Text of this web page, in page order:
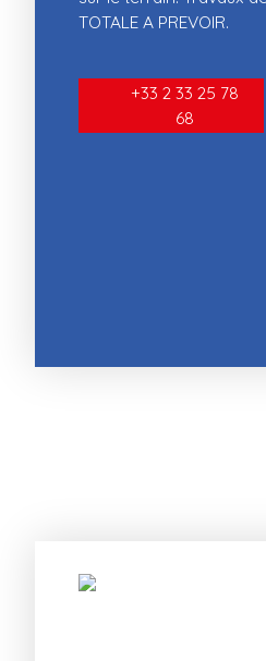
TOTALE A PREVOIR.
+33 2 33 25 78
68